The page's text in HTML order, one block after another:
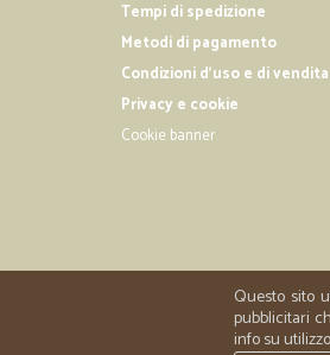
Tempi di spedizione
Metodi di pagamento
Condizioni d'uso e di vendita
Privacy e cookie
Cookie banner
Questo sito
pubblicitari
info su